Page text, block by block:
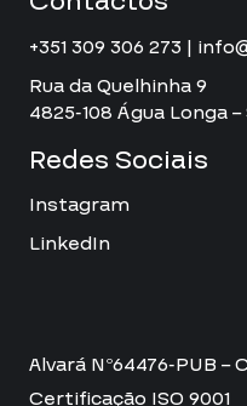
+351 309 306 273 |
Rua da Quelhinha 9
4825-108 Água Longa
Redes Sociais
Instagram
LinkedIn
Alvará Nº64476-PUB –
Certificação ISO 9001